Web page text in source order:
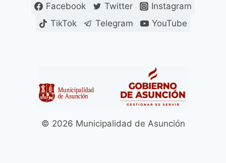
Facebook Twitter
Instagram
TikTok
Telegram YouTube
© 2026 Municipalidad de Asunción